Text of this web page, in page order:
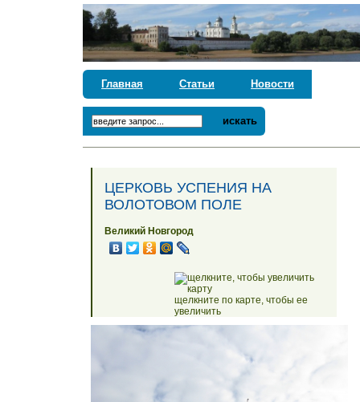
Главная Статьи Новости
искать
ЦЕРКОВЬ УСПЕНИЯ НА
ВОЛОТОВОМ ПОЛЕ
Великий Новгород
щелкните по карте, чтобы ее
увеличить